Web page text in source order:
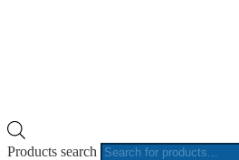
Products search